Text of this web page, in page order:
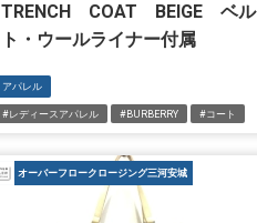
TRENCH COAT BEIGE ベル
ト・ウールライナー付属
アパレル
#レディースアパレル #BURBERRY #コート
オーバーフロークロージング三河安城